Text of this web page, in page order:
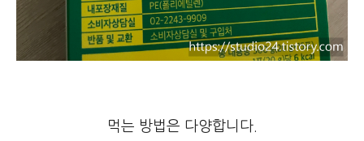
먹는 방법은 다양합니다.